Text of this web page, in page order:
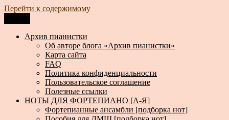
Перейти к содержимому
Архив пианистки
Всё для пианистов: ноты, книги, музыка, статьи…
Архив пианистки
Об авторе блога «Архив пианистки»
Карта сайта
FAQ
Политика конфиденциальности
Пользовательское соглашение
Полезные ссылки
НОТЫ ДЛЯ ФОРТЕПИАНО [А-Я]
Фортепианные ансамбли [подборка нот]